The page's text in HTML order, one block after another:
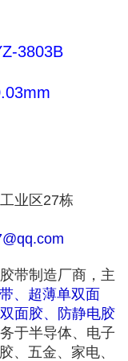
3803B
业区27栋
带制造厂商，主
、超薄单双面
面胶、防静电胶
于半导体、电子
、五金、家电、